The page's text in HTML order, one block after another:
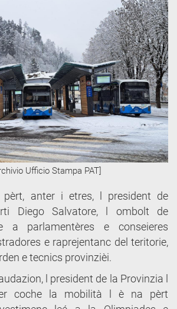
Ufficio Stampa PAT]
anter i etres, l president de
Diego Salvatore, l ombolt de
a parlamentères e conseieres
e raprejentanc del teritorie,
e tecnics provinzièi.
l president de la Provinzia l
coche la mobilità l è na pèrt